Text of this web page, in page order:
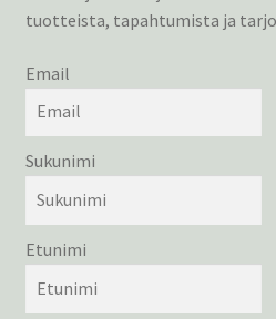
tuotteista, tapahtumista ja
Email
Sukunimi
Etunimi